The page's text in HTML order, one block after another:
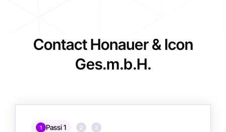
Contact Honauer & Icon
Ges.m.b.H.
1 Passi 1 2 3